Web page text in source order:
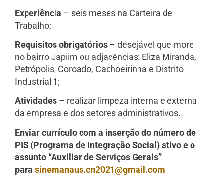
Experiência – seis meses na Carteira de
Trabalho;
Requisitos obrigatórios – desejável que more
no bairro Japiim ou adjacências: Eliza Miranda,
Petrópolis, Coroado, Cachoeirinha e Distrito
Industrial 1;
Atividades – realizar limpeza interna e externa
da empresa e dos setores administrativos.
Enviar currículo com a inserção do número de
PIS (Programa de Integração Social) ativo e o
assunto “Auxiliar de Serviços Gerais”
para sinemanaus.cn2021@gmail.com